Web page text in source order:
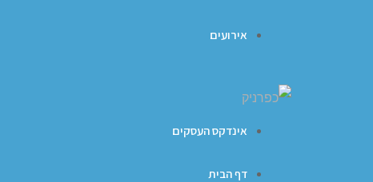
אירועים
אינדקס העסקים
דף הבית